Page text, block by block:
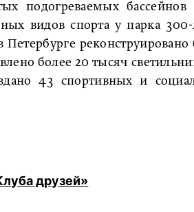
подогреваемых бассейнов
видов спорта у парка 300-
реконструировано
более 20 тысяч
43 спортивных и
друзей»